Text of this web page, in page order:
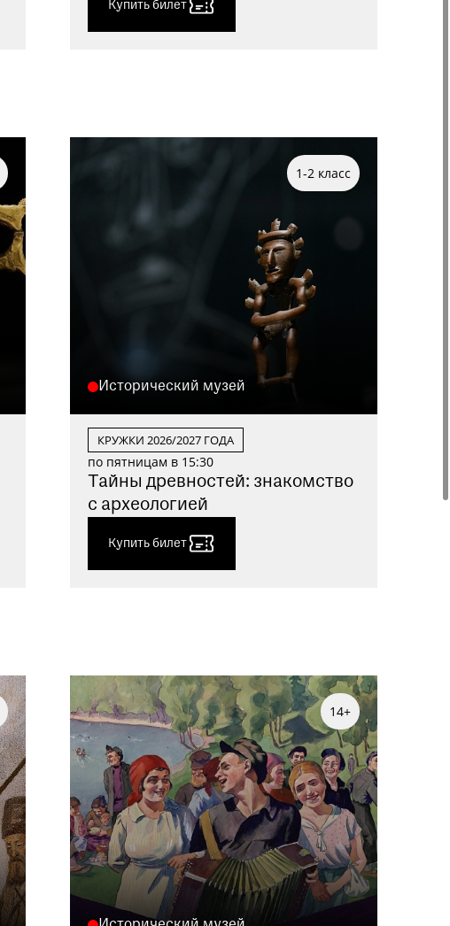
Купить билет
Исторический музей
1-2 класс
КРУЖКИ 2026/2027 ГОДА
по пятницам в 15:30
Тайны древностей: знакомство
с археологией
Купить билет
14+